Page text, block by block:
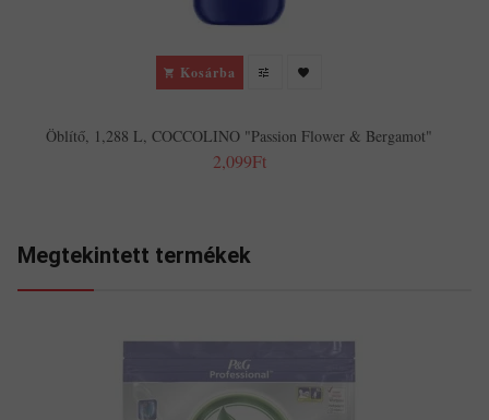
Kosárba
Öblítő, 1,288 L, COCCOLINO "Passion Flower & Bergamot"
2,099Ft
Megtekintett termékek